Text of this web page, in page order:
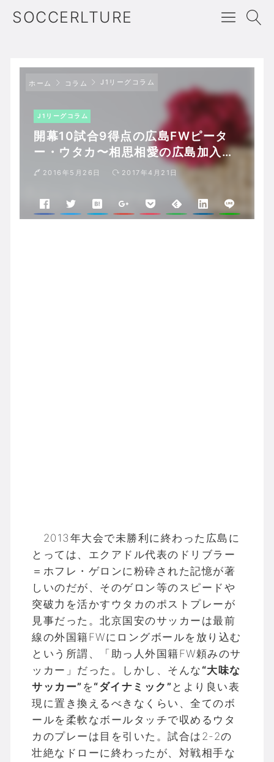
SOCCERLTURE
ホーム コラム J1リーグコラム
J1リーグコラム
開幕10試合9得点の広島FWピータ
ー・ウタカ〜相思相愛の広島加入か
ら得点を量産する異能のアタッカー
2016年5月26日 2017年4月21日
2013年大会で未勝利に終わった広島に
とっては、エクアドル代表のドリブラー
＝ホフレ・ゲロンに粉砕された記憶が著
しいのだが、そのゲロン等のスピードや
突破力を活かすウタカのポストプレーが
見事だった。北京国安のサッカーは最前
線の外国籍FWにロングボールを放り込む
という所謂、「助っ人外国籍FW頼みのサ
ッカー」だった。しかし、そんな “大味な
サッカー” を“ダイナミック” とより良い表
現に置き換えるべきなくらい、全てのボ
ールを柔軟なボールタッチで収めるウタ
カのプレーは目を引いた。試合は2-2の
壮絶なドローに終わったが、対戦相手な